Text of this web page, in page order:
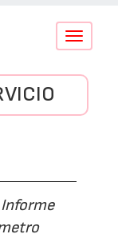
Conmutar